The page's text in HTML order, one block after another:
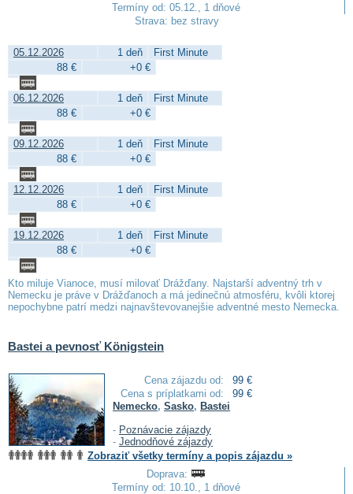
Termíny od: 05.12., 1 dňové
Strava: bez stravy
05.12.2026 1 deň
First Minute
88 €
+0 €
06.12.2026 1 deň
First Minute
88 €
+0 €
09.12.2026 1 deň
First Minute
88 €
+0 €
12.12.2026 1 deň
First Minute
88 €
+0 €
19.12.2026 1 deň
First Minute
88 €
+0 €
Kto miluje Vianoce, musí milovať Drážďany. Najstarší adventný trh v
Nemecku je práve v Drážďanoch a má jedinečnú atmosféru, kvôli ktorej
nepochybne patrí medzi najnavštevovanejšie adventné mesto Nemecka.
Bastei a pevnosť Königstein
Cena zájazdu od:
99 €
Cena s príplatkami od:
99 €
Nemecko, Sasko, Bastei
- Poznávacie zájazdy
- Jednodňové zájazdy
Zobraziť všetky termíny a popis zájazdu »
Doprava:
Termíny od: 10.10., 1 dňové